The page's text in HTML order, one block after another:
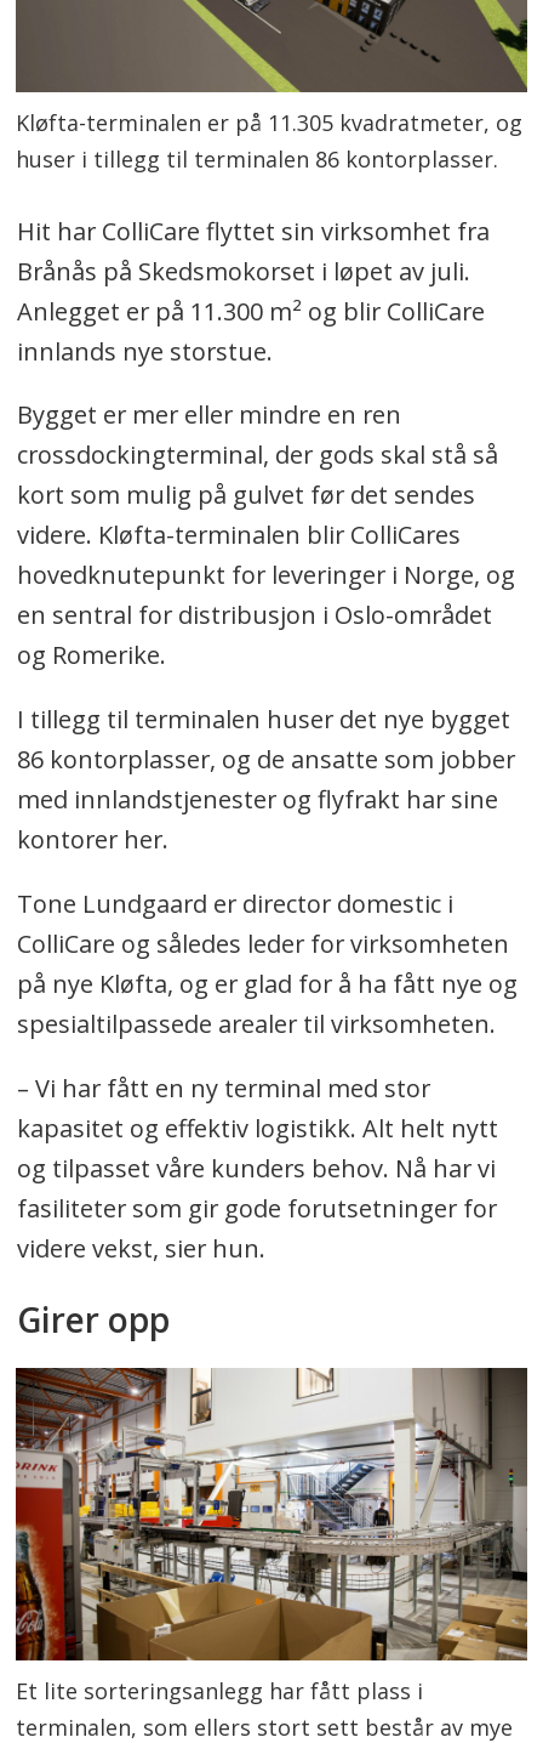
Kløfta-terminalen er på 11.305 kvadratmeter, og
huser i tillegg til terminalen 86 kontorplasser.
Hit har ColliCare flyttet sin virksomhet fra
Brånås på Skedsmokorset i løpet av juli.
Anlegget er på 11.300 m² og blir ColliCare
innlands nye storstue.
Bygget er mer eller mindre en ren
crossdockingterminal, der gods skal stå så
kort som mulig på gulvet før det sendes
videre. Kløfta-terminalen blir ColliCares
hovedknutepunkt for leveringer i Norge, og
en sentral for distribusjon i Oslo-området
og Romerike.
I tillegg til terminalen huser det nye bygget
86 kontorplasser, og de ansatte som jobber
med innlandstjenester og flyfrakt har sine
kontorer her.
Tone Lundgaard er director domestic i
ColliCare og således leder for virksomheten
på nye Kløfta, og er glad for å ha fått nye og
spesialtilpassede arealer til virksomheten.
– Vi har fått en ny terminal med stor
kapasitet og effektiv logistikk. Alt helt nytt
og tilpasset våre kunders behov. Nå har vi
fasiliteter som gir gode forutsetninger for
videre vekst, sier hun.
Girer opp
Et lite sorteringsanlegg har fått plass i
terminalen, som ellers stort sett består av mye